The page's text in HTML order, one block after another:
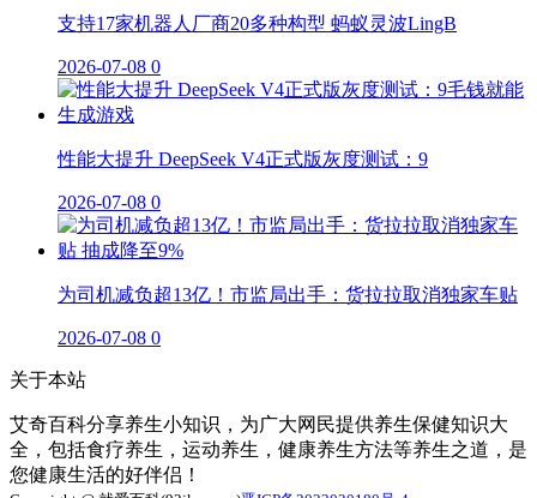
支持17家机器人厂商20多种构型 蚂蚁灵波LingB
2026-07-08 0
性能大提升 DeepSeek V4正式版灰度测试：9
2026-07-08 0
为司机减负超13亿！市监局出手：货拉拉取消独家车贴
2026-07-08 0
关于本站
艾奇百科分享养生小知识，为广大网民提供养生保健知识大
全，包括食疗养生，运动养生，健康养生方法等养生之道，是
您健康生活的好伴侣！